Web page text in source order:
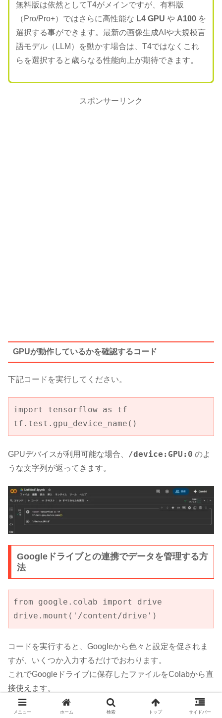
無料版は依然としてT4がメインですが、有料版
（Pro/Pro+）ではさらに高性能な L4 GPU や A100を
選択する事ができます。最新の画像生成AIや大規模言
語モデル（LLM）を動かす場合は、T4ではなくこれ
らを選択すると歳らなる性能向上が期待できます。
スポンサーリンク
GPUが動作しているかを確認するコード
下記コードを実行してください。
import tensorflow as tf
tf.test.gpu_device_name()
GPUデバイスが利用可能な場合、 /device:GPU:0 のよ
うな文字列が返ってきます。
Googleドライブとの連携でデータを管理する方
法
from google.colab import drive
drive.mount('/content/drive')
コードを実行すると、Googleから色々と設定を促されま
すが、いくつか入力するだけでおわります。
これでGoogleドライブに保存したファイルをColabから直
接使えます。
メニュー ホーム 検索 トップ サイドバー